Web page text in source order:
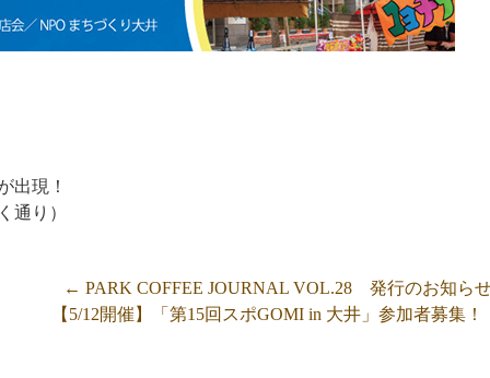
出現！
通り）
← PARK COFFEE JOURNAL VOL.28 発行のお知ら
【5/12開催】「第15回スポGOMI in 大井」参加者募集！